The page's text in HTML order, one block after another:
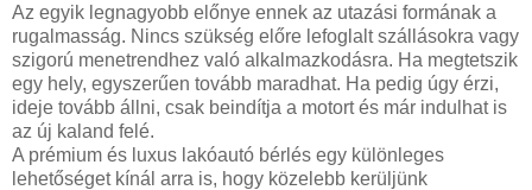
Az egyik legnagyobb előnye ennek az utazási formának a
rugalmasság. Nincs szükség előre lefoglalt szállásokra vagy
szigorú menetrendhez való alkalmazkodásra. Ha megtetszik
egy hely, egyszerűen tovább maradhat. Ha pedig úgy érzi,
ideje tovább állni, csak beindítja a motort és már indulhat is
az új kaland felé.
A prémium és luxus lakóautó bérlés egy különleges
lehetőséget kínál arra is, hogy közelebb kerüljünk